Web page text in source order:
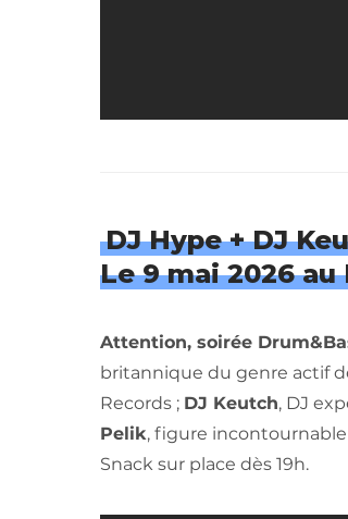
DJ Hype+ DJ
Le9 mai 2026 au
Attention, soirée
britannique du genre actif
Records ; DJ Keutch, DJ
Pelik, figure
Snack sur place dès 19h.